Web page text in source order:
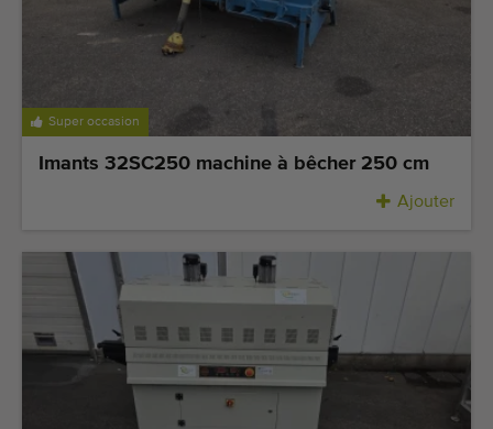
Super occasion
Imants 32SC250 machine à bêcher 250 cm
Ajouter